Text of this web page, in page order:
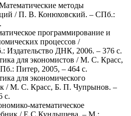
методы
/ П. В. Конюховский. – СПб.:
программирование и
процессов /
ДНК, 2006. – 376 с.
для экономистов / М. С. Красс,
Питер, 2005, – 464 с.
для экономического
/ М. С. Красс, Б. П. Чупрынов. –
с.
математическое
/ Е.С.Кундышева. – М.: